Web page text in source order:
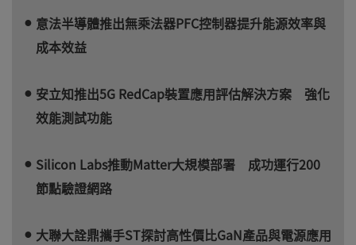
意法半導體推出無乘法器PFC控制器提升能源效率與
成本效益
安立知推出5G RedCap裝置應用評估解決方案 強化
效能測試功能
Silicon Labs推動Matter大規模部署 成功運行200
節點驗證網路
大聯大詮鼎攜手ST探討高性價比GaN產品與電源應用